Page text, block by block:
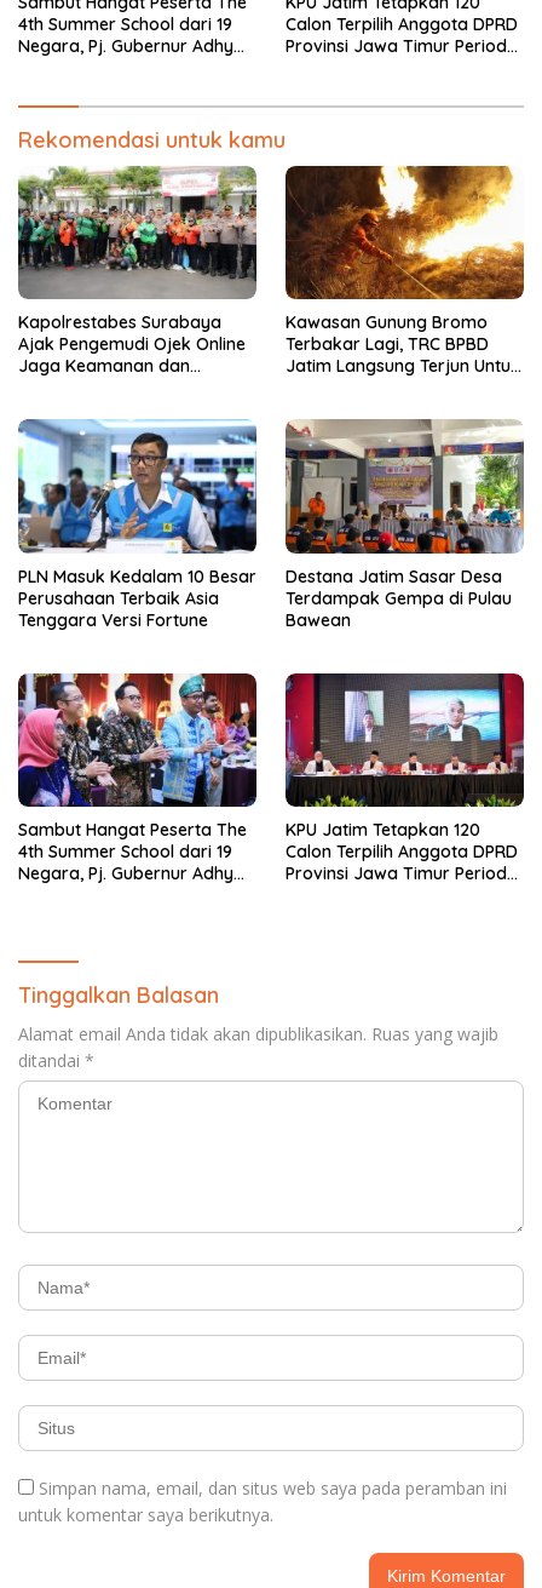
4th Summer School dari 19
Negara, Pj. Gubernur Adhy
Calon Terpilih Anggota DPRD
Provinsi Jawa Timur Periode
Rekomendasi untuk kamu
Kapolrestabes Surabaya
Ajak Pengemudi Ojek Online
Jaga Keamanan dan
Kawasan Gunung Bromo
Terbakar Lagi, TRC BPBD
Jatim Langsung Terjun Untuk
PLN Masuk Kedalam 10 Besar
Perusahaan Terbaik Asia
Tenggara Versi Fortune
Destana Jatim Sasar Desa
Terdampak Gempa di Pulau
Bawean
Sambut Hangat Peserta The
4th Summer School dari 19
Negara, Pj. Gubernur Adhy
KPU Jatim Tetapkan 120
Calon Terpilih Anggota DPRD
Provinsi Jawa Timur Periode
Tinggalkan Balasan
Alamat email Anda tidak akan dipublikasikan. Ruas yang wajib
ditandai *
Simpan nama, email, dan situs web saya pada peramban ini
untuk komentar saya berikutnya.